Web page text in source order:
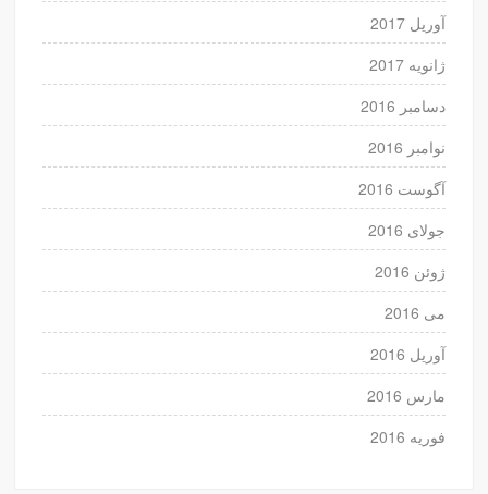
آوریل 2017
ژانویه 2017
دسامبر 2016
نوامبر 2016
آگوست 2016
جولای 2016
ژوئن 2016
می 2016
آوریل 2016
مارس 2016
فوریه 2016